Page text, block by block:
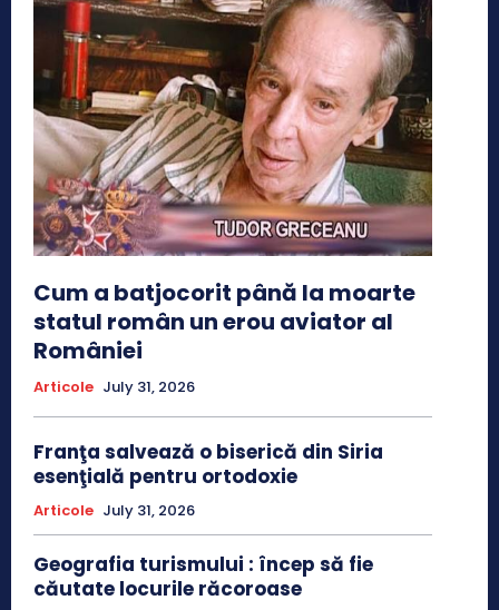
Cum a batjocorit până la moarte
statul român un erou aviator al
României
Articole July 31, 2026
Franţa salvează o biserică din Siria
esenţială pentru ortodoxie
Articole July 31, 2026
Geografia turismului : încep să fie
căutate locurile răcoroase